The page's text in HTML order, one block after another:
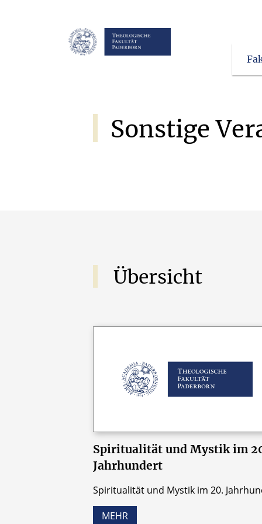
Sonstige
Übersicht
Spiritualität und Mystik im
Jahrhundert
Spiritualität und Mystik im 20.
MEHR